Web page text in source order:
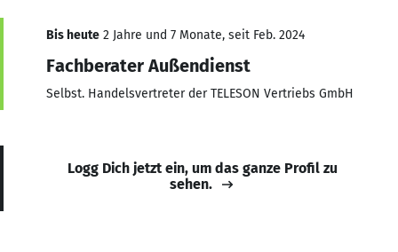
Bis heute 2 Jahre und 7 Monate, seit Feb. 2024
Fachberater Außendienst
Selbst. Handelsvertreter der TELESON Vertriebs GmbH
Logg Dich jetzt ein, um das ganze Profil zu
sehen.